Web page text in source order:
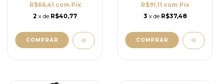
R$66,41 com Pix
2 x de R$40,77
COMPRAR
R$91,11 com Pix
3 x de R$37,48
COMPRAR